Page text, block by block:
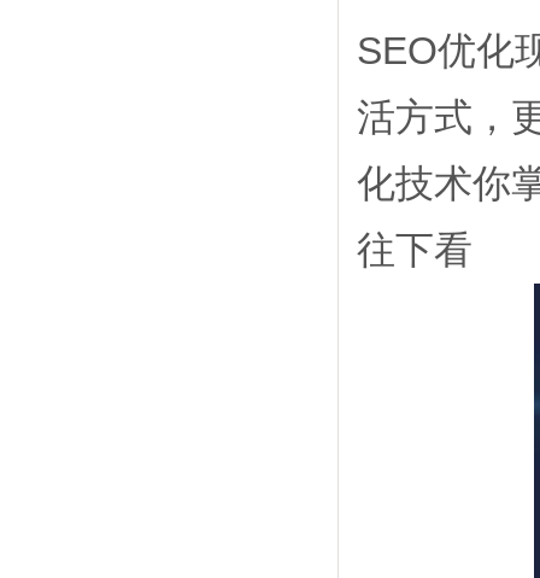
SEO优化
活方式，
化技术你
往下看